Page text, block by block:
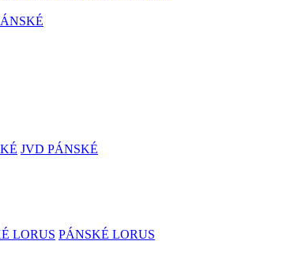
JVD PÁNSKÉ
LORUS PÁNSKÉ LORUS